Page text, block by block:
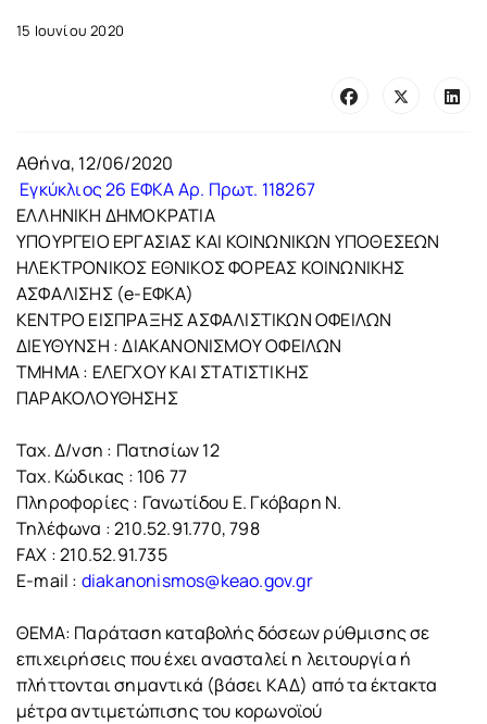
15 Ιουνίου 2020
Αθήνα, 12/06/2020
Εγκύκλιος 26 ΕΦΚΑ Αρ. Πρωτ. 118267
ΕΛΛΗΝΙΚΗ ΔΗΜΟΚΡΑΤΙΑ
ΥΠΟΥΡΓΕΙΟ ΕΡΓΑΣΙΑΣ ΚΑΙ ΚΟΙΝΩΝΙΚΩΝ ΥΠΟΘΕΣΕΩΝ
ΗΛΕΚΤΡΟΝΙΚΟΣ ΕΘΝΙΚΟΣ ΦΟΡΕΑΣ ΚΟΙΝΩΝΙΚΗΣ
ΑΣΦΑΛΙΣΗΣ (e-ΕΦΚΑ)
ΚΕΝΤΡΟ ΕΙΣΠΡΑΞΗΣ ΑΣΦΑΛΙΣΤΙΚΩΝ ΟΦΕΙΛΩΝ
ΔΙΕΥΘΥΝΣΗ : ΔΙΑΚΑΝΟΝΙΣΜΟΥ ΟΦΕΙΛΩΝ
TMHMA : ΕΛΕΓΧΟΥ ΚΑΙ ΣΤΑΤΙΣΤΙΚΗΣ
ΠΑΡΑΚΟΛΟΥΘΗΣΗΣ
Ταχ. Δ/νση : Πατησίων 12
Ταχ. Κώδικας : 106 77
Πληροφορίες : Γανωτίδου Ε. Γκόβαρη Ν.
Τηλέφωνα : 210.52.91.770, 798
FAX : 210.52.91.735
Ε-mail : diakanonismos@keao.gov.gr
ΘΕΜΑ: Παράταση καταβολής δόσεων ρύθμισης σε
επιχειρήσεις που έχει ανασταλεί η λειτουργία ή
πλήττονται σημαντικά (βάσει ΚΑΔ) από τα έκτακτα
μέτρα αντιμετώπισης του κορωνοϊού